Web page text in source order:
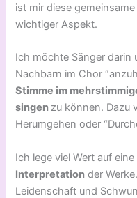
ist mir diese
wichtiger Aspekt.
Ich möchte Sänger
Nachbarn im Chor
Stimme im
singen zu können. Dazu
Herumgehen oder
Ich lege viel Wert auf eine
Interpretation der
Leidenschaft und